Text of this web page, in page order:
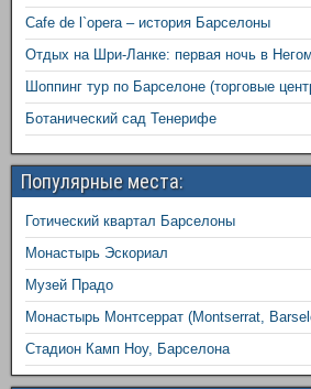
Cafe de l`opera – история Барселоны
Отдых на Шри-Ланке: первая ночь в
Шоппинг тур по Барселоне (торговые
Ботанический сад Тенерифе
Популярные места:
Готический квартал Барселоны
Монастырь Эскориал
Музей Прадо
Монастырь Монтсеррат (Montserrat,
Стадион Камп Ноу, Барселона